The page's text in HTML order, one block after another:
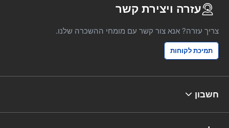
עזרה ויצירת קשר
צריך עזרה? אנא צור קשר עם מומחי ההשכרה שלנו.
תמיכת לקוחות
חשבון